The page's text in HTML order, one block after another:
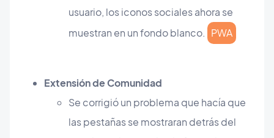
usuario, los iconos sociales ahora se
muestran en un fondo blanco. PWA
Extensión de Comunidad
Se corrigió un problema que hacía que
las pestañas se mostraran detrás del